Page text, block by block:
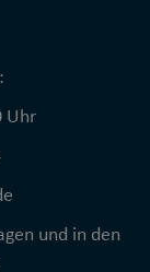
Uhr
und in den